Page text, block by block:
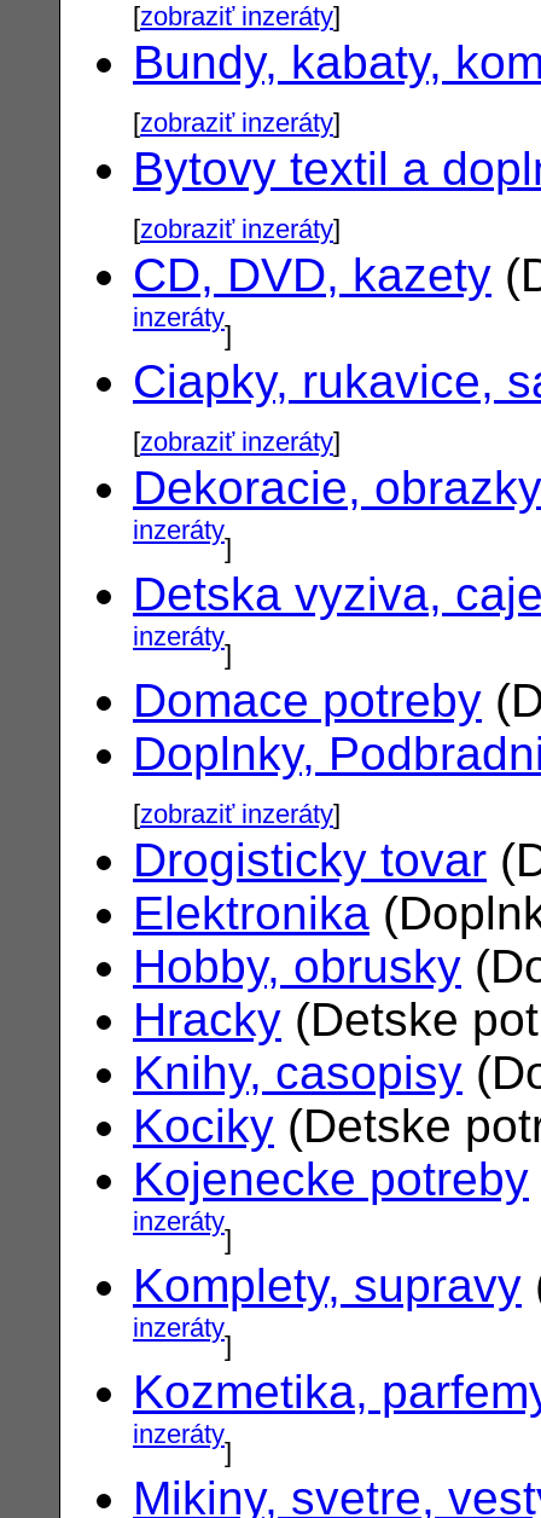
[zobraziť inzeráty]
Bundy, kabaty,
[zobraziť inzeráty]
Bytovy textil a
[zobraziť inzeráty]
CD, DVD, kazety
inzeráty]
Ciapky, rukavice,
[zobraziť inzeráty]
Dekoracie, obrazky
inzeráty]
Detska vyziva,
inzeráty]
Domace potreby
Doplnky,
[zobraziť inzeráty]
Drogisticky tovar
Elektronika
Hobby, obrusky
Hracky (Detske
Knihy, casopisy
Kociky (Detske
Kojenecke potreby
inzeráty]
Komplety, supravy
inzeráty]
Kozmetika,
inzeráty]
Mikiny, svetre,